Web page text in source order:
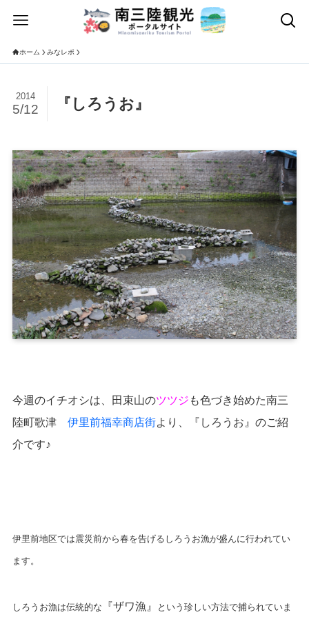
ホーム みなレポ
『しろうお』
2014
5/12
今週のイチオシは、田束山のツツジ も色づき始めた南三
陸町歌津 伊里前福幸商店街より、『しろうお』のご紹
介です♪
伊里前地区では震災前から春を告げるしろうお漁が盛んに行われてい
ます。
しろうお漁は伝統的な 『ザワ漁』 という珍しい方法で捕られていま